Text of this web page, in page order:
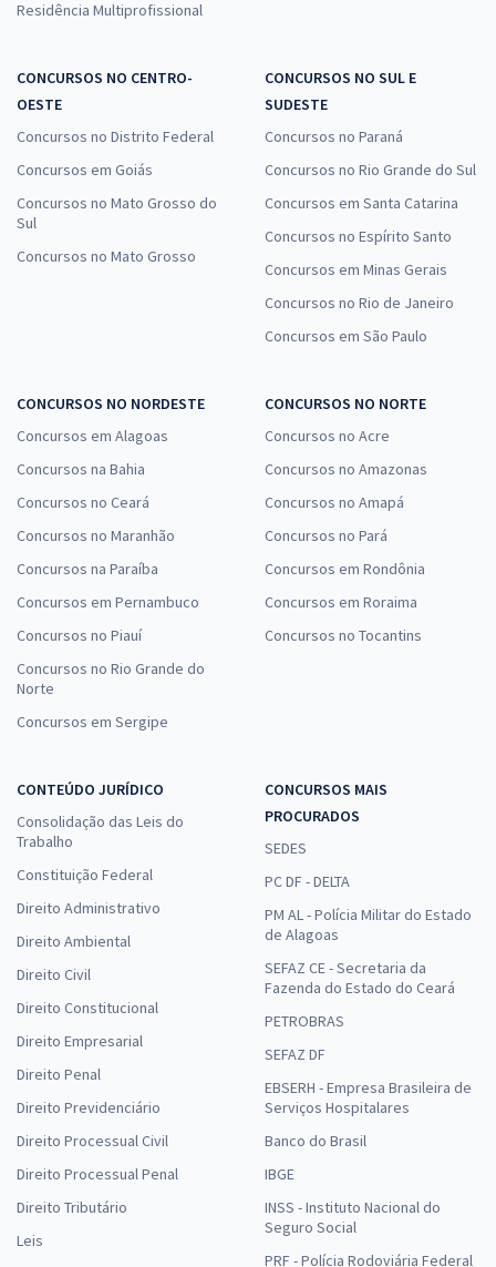
Residência Multiprofissional
CONCURSOS NO CENTRO-
OESTE
Concursos no Distrito Federal
Concursos em Goiás
Concursos no Mato Grosso do
Sul
Concursos no Mato Grosso
CONCURSOS NO SUL E
SUDESTE
Concursos no Paraná
Concursos no Rio Grande do Sul
Concursos em Santa Catarina
Concursos no Espírito Santo
Concursos em Minas Gerais
Concursos no Rio de Janeiro
Concursos em São Paulo
CONCURSOS NO NORDESTE
Concursos em Alagoas
Concursos na Bahia
Concursos no Ceará
Concursos no Maranhão
Concursos na Paraíba
Concursos em Pernambuco
Concursos no Piauí
Concursos no Rio Grande do
Norte
Concursos em Sergipe
CONCURSOS NO NORTE
Concursos no Acre
Concursos no Amazonas
Concursos no Amapá
Concursos no Pará
Concursos em Rondônia
Concursos em Roraima
Concursos no Tocantins
CONTEÚDO JURÍDICO
Consolidação das Leis do
Trabalho
Constituição Federal
Direito Administrativo
Direito Ambiental
Direito Civil
Direito Constitucional
Direito Empresarial
Direito Penal
Direito Previdenciário
Direito Processual Civil
Direito Processual Penal
Direito Tributário
Leis
CONCURSOS MAIS
PROCURADOS
SEDES
PC DF - DELTA
PM AL - Polícia Militar do Estado
de Alagoas
SEFAZ CE - Secretaria da
Fazenda do Estado do Ceará
PETROBRAS
SEFAZ DF
EBSERH - Empresa Brasileira de
Serviços Hospitalares
Banco do Brasil
IBGE
INSS - Instituto Nacional do
Seguro Social
PRF - Polícia Rodoviária Federal